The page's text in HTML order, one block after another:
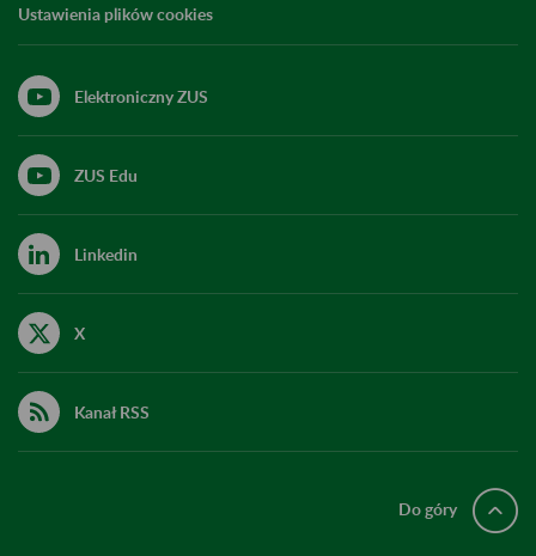
Ustawienia plików cookies
Elektroniczny ZUS
ZUS Edu
Linkedin
X
Kanał RSS
Do góry